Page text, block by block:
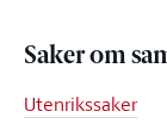
Saker om
Utenrikssaker